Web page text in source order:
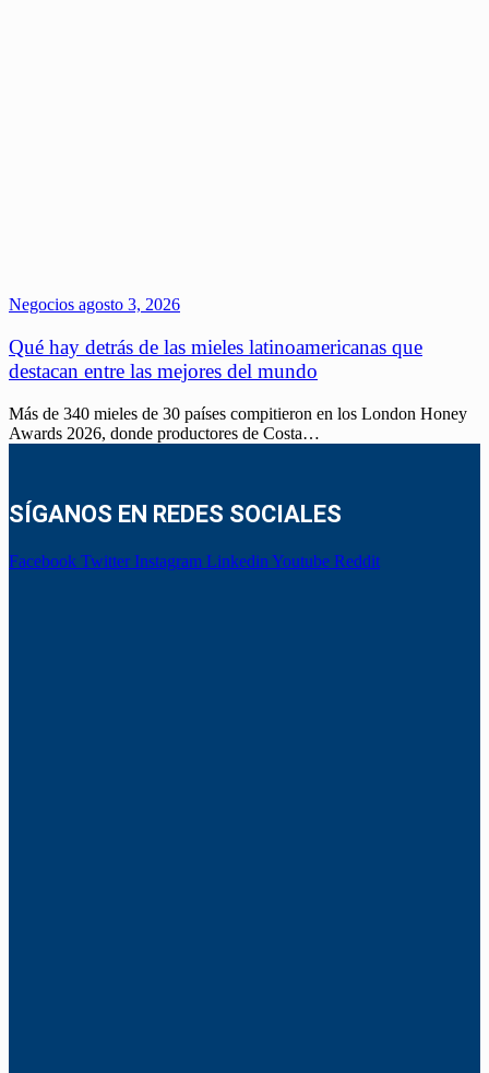
Negocios agosto 3, 2026
Qué hay detrás de las mieles latinoamericanas que
destacan entre las mejores del mundo
Más de 340 mieles de 30 países compitieron en los London Honey
Awards 2026, donde productores de Costa…
SÍGANOS EN REDES SOCIALES
Facebook Twitter Instagram Linkedin Youtube Reddit